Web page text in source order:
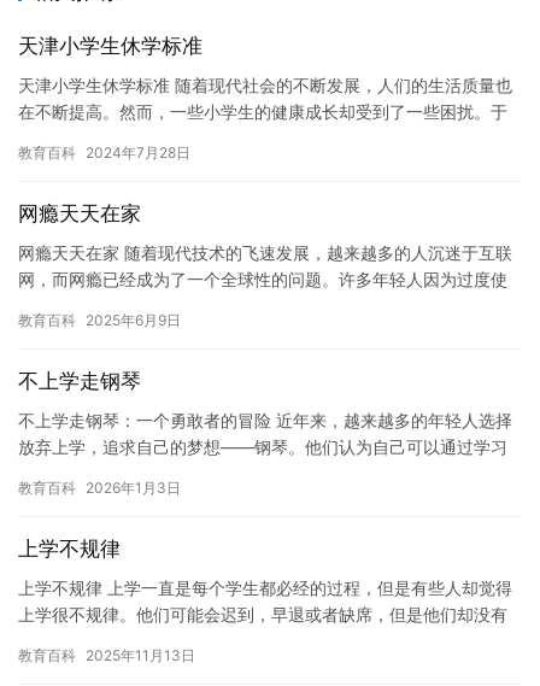
天津小学生休学标准
天津小学生休学标准 随着现代社会的不断发展，人们的生活质量也
在不断提高。然而，一些小学生的健康成长却受到了一些困扰。于
天津…
教育百科 2024年7月28日
网瘾天天在家
网瘾天天在家 随着现代技术的飞速发展，越来越多的人沉迷于互联
网，而网瘾已经成为了一个全球性的问题。许多年轻人因为过度使
对身…
教育百科 2025年6月9日
不上学走钢琴
不上学走钢琴：一个勇敢者的冒险 近年来，越来越多的年轻人选择
放弃上学，追求自己的梦想——钢琴。他们认为自己可以通过学习
而…
教育百科 2026年1月3日
上学不规律
上学不规律 上学一直是每个学生都必经的过程，但是有些人却觉得
上学很不规律。他们可能会迟到，早退或者缺席，但是他们却没有
规…
教育百科 2025年11月13日